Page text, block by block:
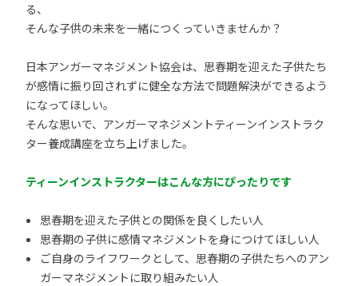
る、
そんな子供の未来を一緒につくっていきませんか？
日本アンガーマネジメント協会は、思春期を迎えた子供たち
が感情に振り回されずに健全な方法で問題解決ができるよう
になってほしい。
そんな思いで、アンガーマネジメントティーンインストラク
ター養成講座を立ち上げました。
ティーンインストラクターはこんな方にぴったりです
思春期を迎えた子供との関係を良くしたい人
思春期の子供に感情マネジメントを身につけてほしい人
ご自身のライフワークとして、思春期の子供たちへのアン
ガーマネジメントに取り組みたい人